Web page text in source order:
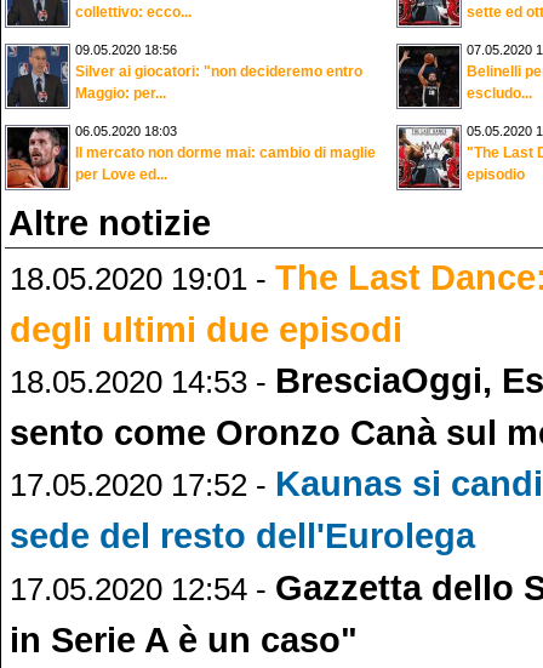
collettivo: ecco... sette ed
09.05.2020 18:56
Silver ai giocatori: "non decideremo entro
Maggio: per...
07.05.2020
Belinelli
escludo...
06.05.2020 18:03
Il mercato non dorme mai: cambio di maglie
per Love ed...
05.05.2020
"The Last
episodio
Altre notizie
18.05.2020 19:01 - The Last
degli ultimi due episodi
18.05.2020 14:53 - BresciaOggi,
sento come Oronzo Canà sul
17.05.2020 17:52 - Kaunas si
sede del resto dell'Eurolega
17.05.2020 12:54 - Gazzetta dello
in Serie A è un caso"